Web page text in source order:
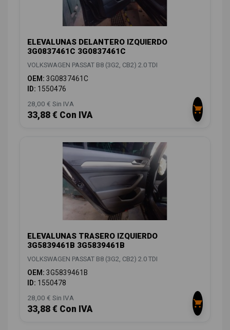
ELEVALUNAS DELANTERO IZQUIERDO
3G0837461C 3G0837461C
VOLKSWAGEN PASSAT B8 (3G2, CB2) 2.0 TDI
OEM: 3G0837461C
ID: 1550476
28,00 € Sin IVA
33,88 € Con IVA
ELEVALUNAS TRASERO IZQUIERDO
3G5839461B 3G5839461B
VOLKSWAGEN PASSAT B8 (3G2, CB2) 2.0 TDI
OEM: 3G5839461B
ID: 1550478
28,00 € Sin IVA
33,88 € Con IVA